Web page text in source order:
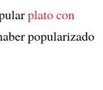
plato con
popularizado